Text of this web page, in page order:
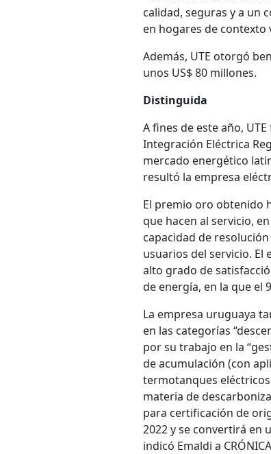
calidad, seguras y a un
en hogares de
Además, UTE otorgó
unos US$ 80 millones.
Distinguida
A fines de este año,
Integración Eléctrica
mercado energético
resultó la empresa
El premio oro obtenido
que hacen al servicio,
capacidad de
usuarios del servicio. El
alto grado de
de energía, en la que el
La empresa uruguaya
en las categorías
por su trabajo en la
de acumulación (con
termotanques
materia de
para certificación de
2022 y se convertirá en
indicó Emaldi a